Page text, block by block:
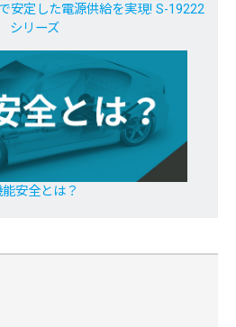
安定した電源供給を実現! S-19222
シリーズ
能安全とは？